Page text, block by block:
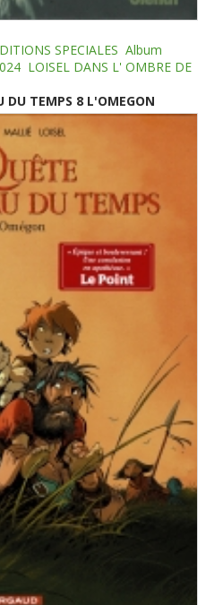
SPECIALES Album
LOISEL DANS L' OMBRE DE
DU TEMPS 8 L'OMEGON